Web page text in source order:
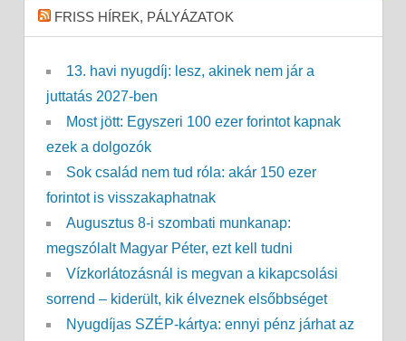
FRISS HÍREK, PÁLYÁZATOK
13. havi nyugdíj: lesz, akinek nem jár a
juttatás 2027-ben
Most jött: Egyszeri 100 ezer forintot kapnak
ezek a dolgozók
Sok család nem tud róla: akár 150 ezer
forintot is visszakaphatnak
Augusztus 8-i szombati munkanap:
megszólalt Magyar Péter, ezt kell tudni
Vízkorlátozásnál is megvan a kikapcsolási
sorrend – kiderült, kik élveznek elsőbbséget
Nyugdíjas SZÉP-kártya: ennyi pénz járhat az